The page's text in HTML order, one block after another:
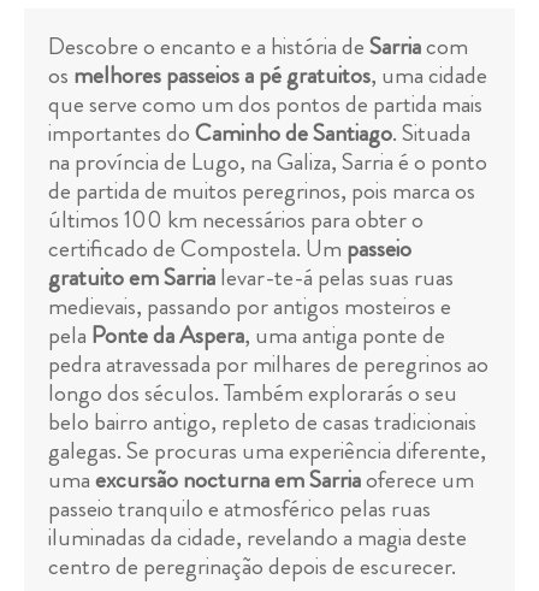
Descobre o encanto e a história deSarriacom
os melhores passeios a pé gratuitos, uma cidade
que serve como um dos pontos de partida mais
importantes doCaminho de Santiago. Situada
na província de Lugo, na Galiza, Sarria é o ponto
de partida de muitos peregrinos, pois marca os
últimos 100 km necessários para obter o
certificado de Compostela. Um passeio
gratuito em Sarrialevar-te-á pelas suas ruas
medievais, passando por antigos mosteiros e
pela Ponte da Aspera, uma antiga ponte de
pedra atravessada por milhares de peregrinos ao
longo dos séculos. Também explorarás o seu
belo bairro antigo, repleto de casas tradicionais
galegas. Se procuras uma experiência diferente,
umaexcursão nocturna em Sarriaoferece um
passeio tranquilo e atmosférico pelas ruas
iluminadas da cidade, revelando a magia deste
centro de peregrinação depois de escurecer.